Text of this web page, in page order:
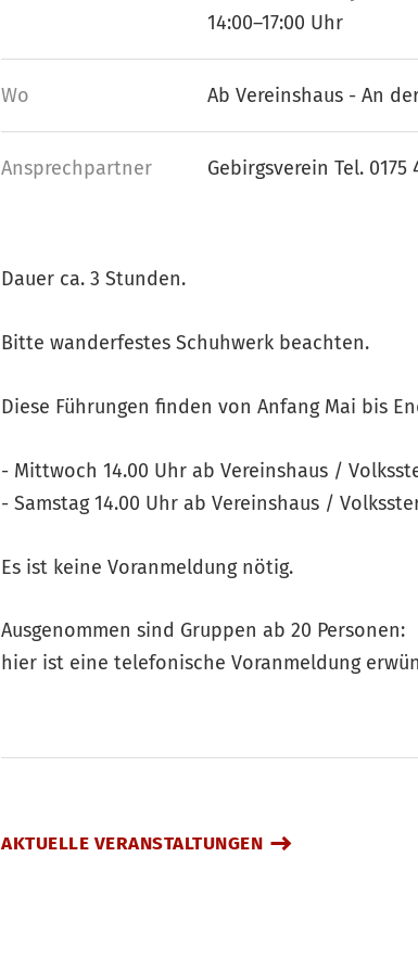
14:00–17:00 Uhr
Wo Ab Vereinshaus - An
Ansprech­partner Gebirgsverein Tel. 0175
Dauer ca. 3 Stunden.
Bitte wanderfestes Schuhwerk beachten.
Diese Führungen finden von Anfang Mai bis
- Mittwoch 14.00 Uhr ab Vereinshaus /
- Samstag 14.00 Uhr ab Vereinshaus /
Es ist keine Voranmeldung nötig.
Ausgenommen sind Gruppen ab 20 Personen:
hier ist eine telefonische Voranmeldung
AKTUELLE VERANSTALTUNGEN